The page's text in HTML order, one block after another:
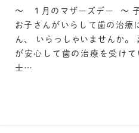
～ １月のマザーズデー ～
お子さんがいらして歯の治療
ん、 いらっしゃいませんか。
が安心して歯の治療を受け
士…